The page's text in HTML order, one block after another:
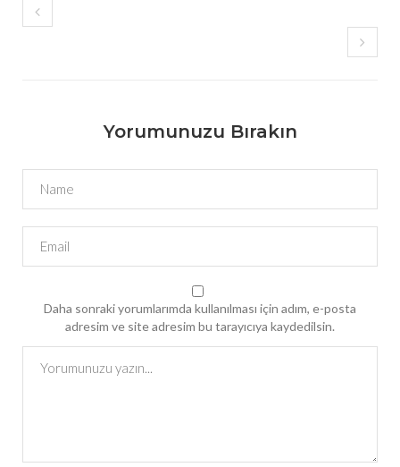
Yorumunuzu Bırakın
Daha sonraki yorumlarımda kullanılması için adım, e-posta
adresim ve site adresim bu tarayıcıya kaydedilsin.